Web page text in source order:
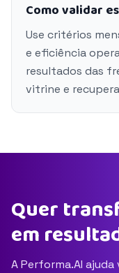
Como validar
Use critérios
e eficiência
resultados das
vitrine e
Quer
em
A Performa.AI